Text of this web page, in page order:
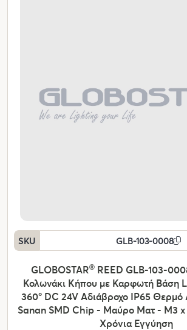
SKU GLB-103-0008
GLOBOSTAR® REED GLB-103-
Κολωνάκι Κήπου με Καρφωτή Βάση
360° DC 24V Αδιάβροχο IP65
Sanan SMD Chip - Μαύρο Ματ - Μ3 x
Χρόνια Εγγύηση